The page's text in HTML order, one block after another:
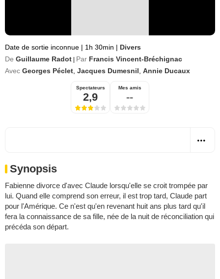
Date de sortie inconnue | 1h 30min | Divers
De Guillaume Radot Par Francis Vincent-Bréchignac
Avec Georges Péclet Jacques Dumesnil Annie Ducaux
Spectateurs
2,9
Mes amis
--
Synopsis
Fabienne divorce d'avec Claude lorsqu'elle se croit trompée par
lui. Quand elle comprend son erreur, il est trop tard, Claude part
pour l'Amérique. Ce n'est qu'en revenant huit ans plus tard qu'il
fera la connaissance de sa fille, née de la nuit de réconciliation qui
précéda son départ.